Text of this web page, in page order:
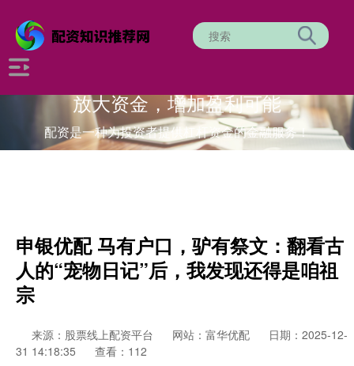
放大资金，增加盈利可能
配资是一种为投资者提供杠杆资金的金融服务！
申银优配 马有户口，驴有祭文：翻看古
人的“宠物日记”后，我发现还得是咱祖
宗
来源：股票线上配资平台 网站：富华优配
日期：2025-12-
31 14:18:35
查看：112